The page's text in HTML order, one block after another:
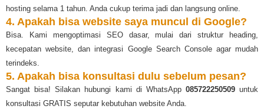
hosting selama 1 tahun. Anda cukup terima jadi dan langsung online.
4. Apakah bisa website saya muncul di Google?
Bisa. Kami mengoptimasi SEO dasar, mulai dari struktur heading,
kecepatan website, dan integrasi Google Search Console agar mudah
terindeks.
5. Apakah bisa konsultasi dulu sebelum pesan?
Sangat bisa! Silakan hubungi kami di WhatsApp 085722250509untuk
konsultasi GRATIS seputar kebutuhan website Anda.